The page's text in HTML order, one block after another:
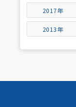
2017年
2013年